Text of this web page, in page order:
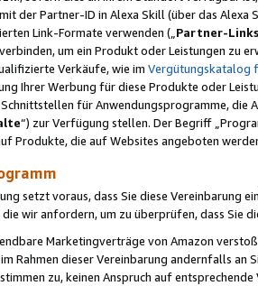
der Partner-ID in Alexa Skill (über das Alexa
Link-Formate verwenden („ Partner-Links
um ein Produkt oder Leistungen zu
Verkäufe, wie im Vergütungskatalog
Ihrer Werbung für diese Produkte oder
für Anwendungsprogramme,
“) zur Verfügung stellen. Der Begriff
Produkte, die auf Websites angeboten
setzt voraus, dass Sie diese Vereinbarung
wir anfordern, um zu überprüfen, dass Sie
Marketingverträge von Amazon
Rahmen dieser Vereinbarung andernfalls
zu, keinen Anspruch auf